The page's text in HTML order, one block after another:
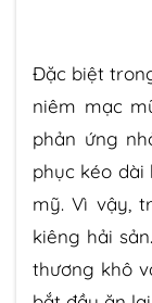
Đặc biệt
niêm mạc
phản ứng
phục kéo
mỹ. Vì vậy,
kiêng hải
thương khô